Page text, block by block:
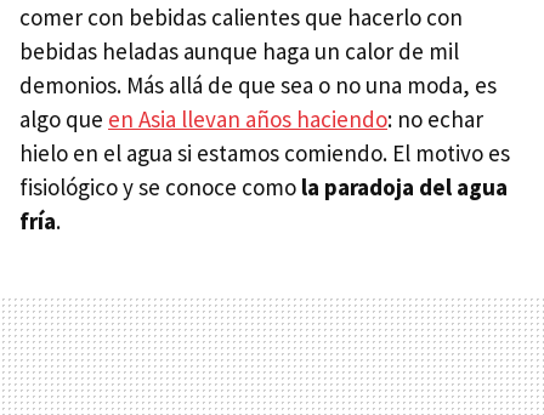
comer con bebidas calientes que hacerlo con
bebidas heladas aunque haga un calor de mil
demonios. Más allá de que sea o no una moda, es
algo que en Asia llevan años haciendo: no echar
hielo en el agua si estamos comiendo. El motivo es
fisiológico y se conoce como la paradoja del agua
fría.